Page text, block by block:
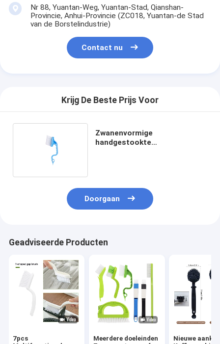
Nr 88, Yuantan-Weg, Yuantan-Stad, Qianshan-
Provincie, Anhui-Provincie (ZC018, Yuantan-de Stad
van de Borstelindustrie)
Contact nu
Krijg De Beste Prijs Voor
Zwanenvormige
handgestookte
Doorgaan
Geadviseerde Producten
7pcs
Meerdere doeleinden
Nieuwe